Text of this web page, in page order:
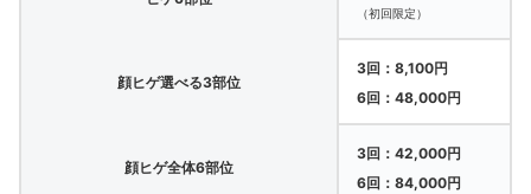
（初回限定）
顔ヒゲ選べる3部位
3回：8,100円
6回：48,000円
顔ヒゲ全体6部位
3回：42,000円
6回：84,000円